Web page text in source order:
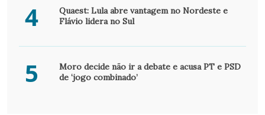
4
Quaest: Lula abre vantagem no Nordeste e
Flávio lidera no Sul
5
Moro decide não ir a debate e acusa PT e PSD
de ‘jogo combinado’